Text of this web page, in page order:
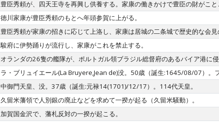
豊臣秀頼が、四天王寺を再興し供養する。家康の働きかけで豊臣の財がこと
徳川家康が豊臣秀頼のもとへ年頭参賀に上がる。
豊臣秀頼が家康の招きに応じて上洛し、家康は居城の二条城で歴史的な会
駿府に伊勢踊りが流行し、家康がこれを禁止する。
オランダの26隻の艦隊が、ポルトガル領ブラジル総督府のあるバイア港に
ラ・ブリュイエール(La Bruyere,Jean de)没。50歳（誕生:1645/08/07）。
中御門天皇、没。37歳（誕生:元禄14(1701)/12/17）。114代天皇。
久留米藩領で人別銀の廃止などを求めて一揆が起る（久留米騒動）。
加賀国金沢で、藩札反対の一揆が起こる。